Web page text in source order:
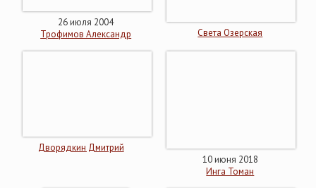
26 июля 2004
Трофимов Александр
Света Озерская
Дворядкин Дмитрий
10 июня 2018
Инга Томан